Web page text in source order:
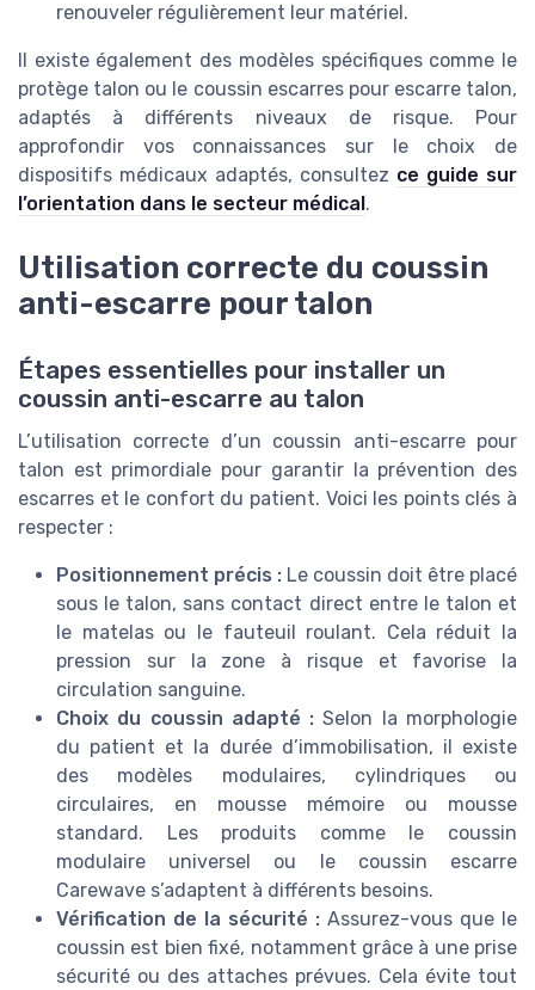
renouveler régulièrement leur matériel.
Il existe également des modèles spécifiques comme le
protège talon ou le coussin escarres pour escarre talon,
adaptés à différents niveaux de risque. Pour
approfondir vos connaissances sur le choix de
dispositifs médicaux adaptés, consultez ce guide sur
l’orientation dans le secteur médical.
Utilisation correcte du coussin
anti-escarre pour talon
Étapes essentielles pour installer un
coussin anti-escarre au talon
L’utilisation correcte d’un coussin anti-escarre pour
talon est primordiale pour garantir la prévention des
escarres et le confort du patient. Voici les points clés à
respecter :
Positionnement précis : Le coussin doit être placé
sous le talon, sans contact direct entre le talon et
le matelas ou le fauteuil roulant. Cela réduit la
pression sur la zone à risque et favorise la
circulation sanguine.
Choix du coussin adapté : Selon la morphologie
du patient et la durée d’immobilisation, il existe
des modèles modulaires, cylindriques ou
circulaires, en mousse mémoire ou mousse
standard. Les produits comme le coussin
modulaire universel ou le coussin escarre
Carewave s’adaptent à différents besoins.
Vérification de la sécurité : Assurez-vous que le
coussin est bien fixé, notamment grâce à une prise
sécurité ou des attaches prévues. Cela évite tout